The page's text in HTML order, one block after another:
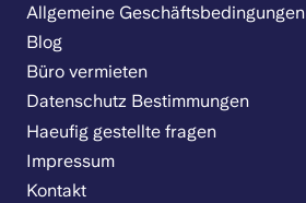
Allgemeine Geschäftsbedingungen
Blog
Büro vermieten
Datenschutz Bestimmungen
Haeufig gestellte fragen
Impressum
Kontakt